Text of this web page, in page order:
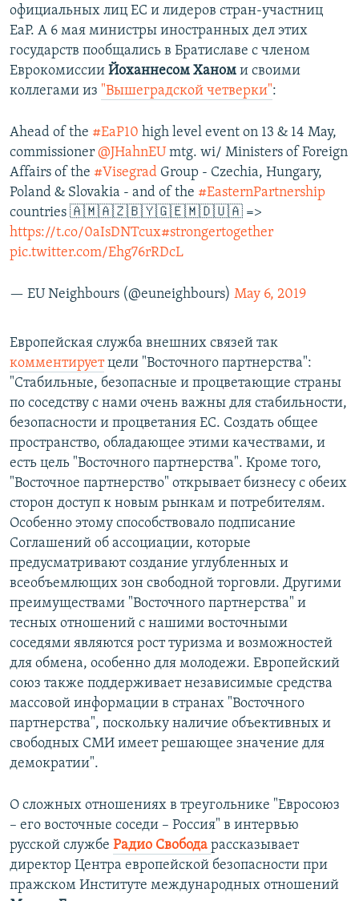
официальных лиц ЕС и лидеров стран-участниц
ЕаР. А 6 мая министры иностранных дел этих
государств пообщались в Братиславе с членом
Еврокомиссии Йоханнесом Ханом и своими
коллегами из "Вышеградской четверки":
Ahead of the #EaP10 high level event on 13 & 14 May,
commissioner @JHahnEU mtg. wi/ Ministers of Foreign
Affairs of the #Visegrad Group - Czechia, Hungary,
Poland & Slovakia - and of the #EasternPartnership
countries 🇦🇲🇦🇿🇧🇾🇬🇪🇲🇩🇺🇦 =>
https://t.co/0aIsDNTcux#strongertogether
pic.twitter.com/Ehg76rRDcL
— EU Neighbours (@euneighbours) May 6, 2019
Европейская служба внешних связей так
комментируетцели "Восточного партнерства":
"Стабильные, безопасные и процветающие страны
по соседству с нами очень важны для стабильности,
безопасности и процветания ЕC. Создать общее
пространство, обладающее этими качествами, и
есть цель "Восточного партнерства". Кроме того,
"Восточное партнерство" открывает бизнесу с обеих
сторон доступ к новым рынкам и потребителям.
Особенно этому способствовало подписание
Соглашений об ассоциации, которые
предусматривают создание углубленных и
всеобъемлющих зон свободной торговли. Другими
преимуществами "Восточного партнерства" и
тесных отношений с нашими восточными
соседями являются рост туризма и возможностей
для обмена, особенно для молодежи. Европейский
союз также поддерживает независимые средства
массовой информации в странах "Восточного
партнерства", поскольку наличие объективных и
свободных СМИ имеет решающее значение для
демократии".
О сложных отношениях в треугольнике "Евросоюз
– его восточные соседи – Россия" в интервью
русской службе Радио Свобода рассказывает
директор Центра европейской безопасности при
пражском Институте международных отношений